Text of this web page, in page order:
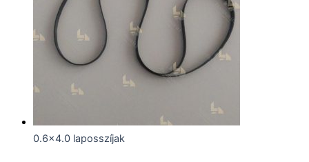
0.6x4.0 laposszíjak